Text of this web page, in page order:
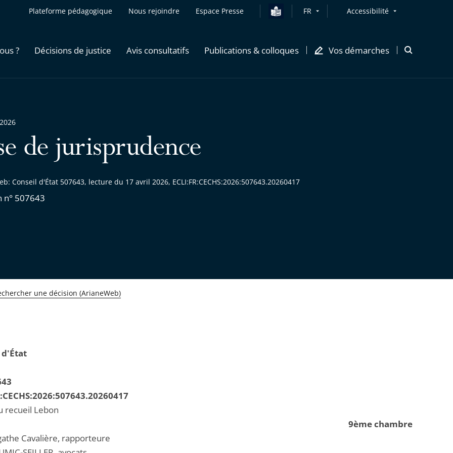
Plateforme pédagogique Nous rejoindre Espace Presse FR Accessibilité
? Décisions de justice Avis consultatifs Publications & colloques Vos démarches
Ouvrir
de jurisprudence
Conseil d'État 507643, lecture du 17 avril 2026, ECLI:FR:CECHS:2026:507643.20260417
n° 507643
une décision (ArianeWeb)
d'État
recueil Lebon
9ème chambre
Cavalière, rapporteure